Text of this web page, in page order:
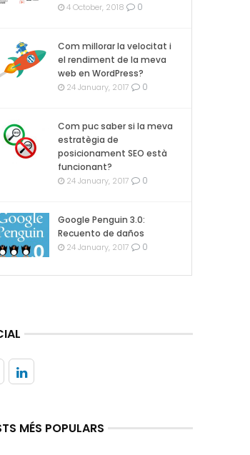
4 October, 2018 0
Com millorar la velocitat i
el rendiment de la meva
web en WordPress?
24 January, 2017 0
Com puc saber si la meva
estratègia de
posicionament SEO està
funcionant?
24 January, 2017 0
Google Penguin 3.0:
Recuento de daños
24 January, 2017 0
MÉS POPULARS